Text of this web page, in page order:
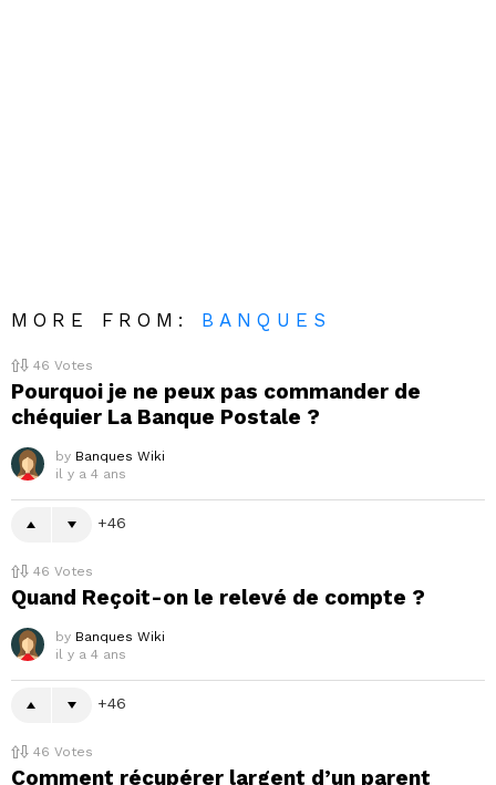
MORE FROM: BANQUES
46 Votes
Pourquoi je ne peux pas commander de
chéquier La Banque Postale ?
by Banques Wiki
il y a 4 ans
46
46 Votes
Quand Reçoit-on le relevé de compte ?
by Banques Wiki
il y a 4 ans
46
46 Votes
Comment récupérer largent d’un parent